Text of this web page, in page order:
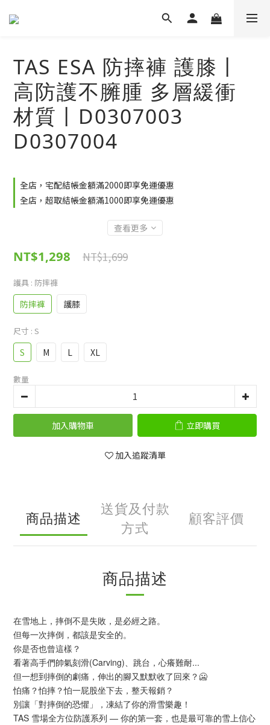
TAS ESA 防摔褲 護膝丨
高防護不臃腫 多層緩衝
材質丨D0307003
D0307004
全店，宅配結帳金額滿2000即享免運優惠
全店，超取結帳金額滿1000即享免運優惠
查看更多
NT$1,699
NT$1,298
護具 : 防摔褲
防摔褲 護膝
尺寸 : S
S M L XL
數量
加入購物車 立即購買
加入追蹤清單
商品描述
送貨及付款
方式
顧客評價
商品描述
在雪地上，摔倒不是失敗，是必經之路。
但每一次摔倒，都該是安全的。
你是否也曾這樣？
看著高手們帥氣刻滑(Carving)、跳台，心癢難耐...
但一想到摔倒的劇痛，伸出的腳又默默收了回來？🥶
怕痛？怕摔？怕一屁股坐下去，整天報銷？
別讓「對摔倒的恐懼」，凍結了你的滑雪樂趣！
TAS 雪場全方位防護系列 — 你的第一套，也是最可靠的雪上信心